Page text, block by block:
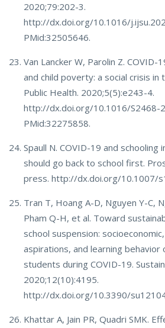
2020;79:202-3.
http://dx.doi.org/10.1016/
PMid:32505646.
Van Lancker W, Parolin Z. COVID-
and child poverty: a social crisis in
Public Health. 2020;5(5):e243-4.
http://dx.doi.org/10.1016/S2468-
PMid:32275858.
Spaull N. COVID-19 and schooling
should go back to school first.
press. http://dx.doi.org/10.1007/
Tran T, Hoang A-D, Nguyen Y-C,
Pham Q-H, et al. Toward
school suspension:
aspirations, and learning behavior
students during COVID-19.
2020;12(10):4195.
http://dx.doi.org/10.3390/
Khattar A, Jain PR, Quadri SMK.